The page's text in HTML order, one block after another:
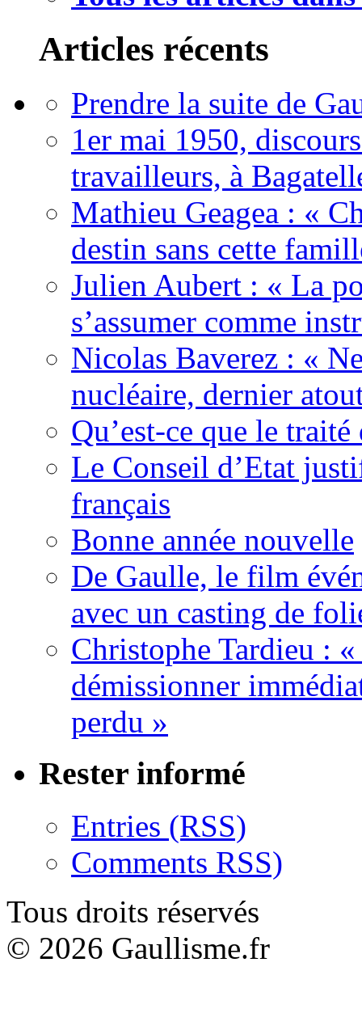
Articles récents
Prendre la suite de
1er mai 1950,
travailleurs, à
Mathieu Geagea : «
destin sans cette
Julien Aubert : « La
s’assumer comme
Nicolas Baverez : «
nucléaire, dernier
Qu’est-ce que le traité
Le Conseil d’Etat
français
Bonne année nouvelle
De Gaulle, le film
avec un casting de
Christophe Tardieu : «
démissionner
perdu »
Rester informé
Entries (RSS)
Comments RSS)
Tous droits réservés
© 2026 Gaullisme.fr